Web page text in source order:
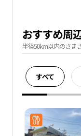
おすすめ周
半径50km以内のさま
すべて